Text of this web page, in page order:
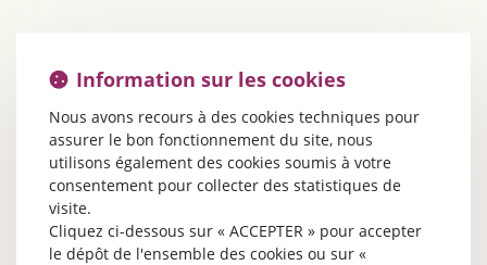
Information sur les cookies
Nous avons recours à des cookies techniques pour
assurer le bon fonctionnement du site, nous
utilisons également des cookies soumis à votre
consentement pour collecter des statistiques de
visite.
Cliquez ci-dessous sur « ACCEPTER » pour accepter
le dépôt de l'ensemble des cookies ou sur «